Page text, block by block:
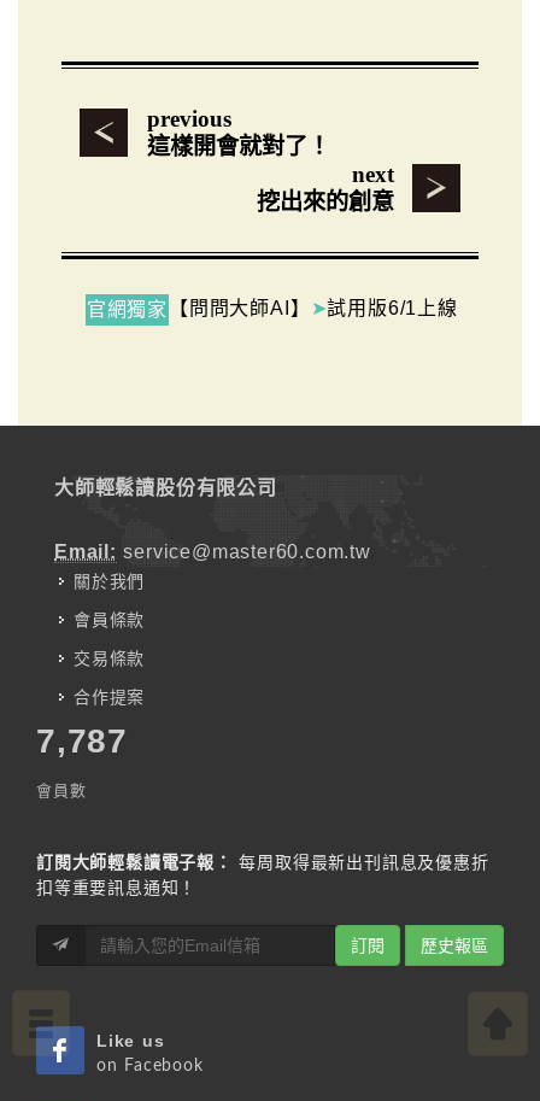
previous
這樣開會就對了！
next
挖出來的創意
官網獨家 【問問大師AI】 ➤試用版6/1上線
大師輕鬆讀股份有限公司
Email: service@master60.com.tw
關於我們
會員條款
交易條款
合作提案
7,787
會員數
訂閱大師輕鬆讀電子報：
每周取得最新出刊訊息及優惠折
扣等重要訊息通知！
訂閱 歷史報區
Like us
on Facebook